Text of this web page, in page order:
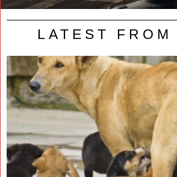
LATEST FROM